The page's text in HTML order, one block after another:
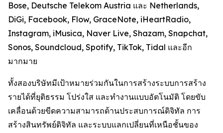
Bose, Deutsche Telekom Austria และ Netherlands,
DiGi, Facebook, Flow, GraceNote, iHeartRadio,
Instagram, iMusica, Naver Live, Shazam, Snapchat,
Sonos, Soundcloud, Spotify, TikTok, Tidal และอีก
มากมาย
ทั้งสองบริษัทมีเป้าหมายร่วมกันในการสร้างระบบการสร้าง
รายได้ที่ยุติธรรม โปร่งใส และทำงานแบบอัตโนมัติ โดยขับ
เคลื่อนด้วยขีดความสามารถด้านประสบการณ์ดิจิทัล การ
สร้างสินทรัพย์ดิจิทัล และระบบแลกเปลี่ยนที่เหนือชั้นของ